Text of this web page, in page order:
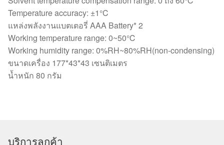
Temperature accuracy: ±1°C
แหล่งพลังงานแบตเตอรี่ AAA Battery* 2
Working temperature range: 0~50℃
Working humidity range: 0%RH~80%RH(non-condensing)
ขนาดเครื่อง 177*43*43 เซนติเมตร
น้ำหนัก 80 กรัม
บริการลูกค้า